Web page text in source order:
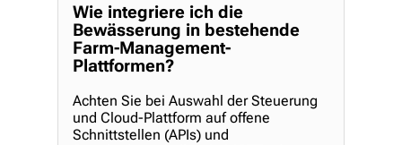
Wie integriere ich die
Bewässerung in bestehende
Farm-Management-
Plattformen?
Achten Sie bei Auswahl der Steuerung
und Cloud-Plattform auf offene
Schnittstellen (APIs) und